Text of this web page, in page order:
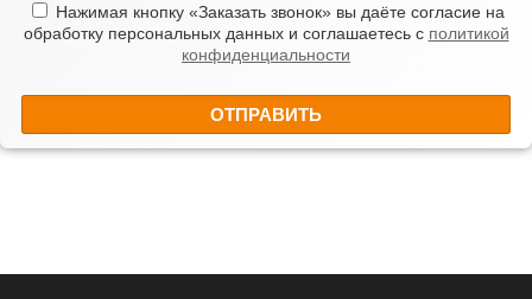
Нажимая кнопку «Заказать звонок» вы даёте согласие на
обработку персональных данных и соглашаетесь с политикой
конфиденциальности